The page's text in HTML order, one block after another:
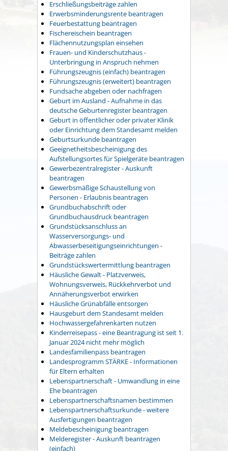
Erschließungsbeiträge zahlen
Erwerbsminderungsrente beantragen
Feuerbestattung beantragen
Fischereischein beantragen
Flächennutzungsplan einsehen
Frauen- und Kinderschutzhaus -
Unterbringung in Anspruch nehmen
Führungszeugnis (einfach) beantragen
Führungszeugnis (erweitert) beantragen
Fundsache abgeben oder nachfragen
Geburt im Ausland - Aufnahme in das
deutsche Geburtenregister beantragen
Geburt in öffentlicher oder privater Klinik
oder Einrichtung dem Standesamt melden
Geburtsurkunde beantragen
Geeignetheitsbescheinigung des
Aufstellungsortes für Spielgeräte beantragen
Gewerbezentralregister - Auskunft
beantragen
Gewerbsmäßige Schaustellung von
Personen - Erlaubnis beantragen
Grundbuchabschrift oder
Grundbuchausdruck beantragen
Grundstücksanschluss an
Wasserversorgungs- und
Abwasserbeseitigungseinrichtungen -
Beiträge zahlen
Grundstückswertermittlung beantragen
Häusliche Gewalt - Platzverweis,
Wohnungsverweis, Rückkehrverbot und
Annäherungsverbot erwirken
Häusliche Grünabfälle entsorgen
Hausgeburt dem Standesamt melden
Hochwassergefahrenkarten nutzen
Kinderreisepass - eine Beantragung ist seit 1.
Januar 2024 nicht mehr möglich
Landesfamilienpass beantragen
Landesprogramm STÄRKE - Informationen
für Eltern erhalten
Lebenspartnerschaft - Umwandlung in eine
Ehe beantragen
Lebenspartnerschaftsnamen bestimmen
Lebenspartnerschaftsurkunde - weitere
Ausfertigungen beantragen
Meldebescheinigung beantragen
Melderegister - Auskunft beantragen
(einfach)